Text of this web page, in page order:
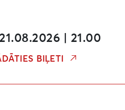
| 21.00
BIĻETI